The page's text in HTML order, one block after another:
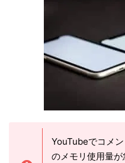
YouTubeでコメ
のメモリ使用量